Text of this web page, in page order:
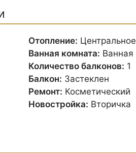
Отопление: Центральное
Ванная комната: Ванная
Количество балконов: 1
Балкон: Застеклен
Ремонт: Косметический
Новостройка: Вторичка